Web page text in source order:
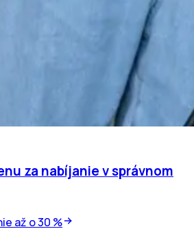
za nabíjanie v správnom
až o 30 %